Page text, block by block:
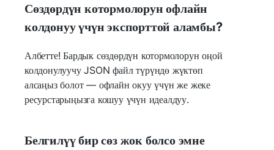
Сөздөрдүн котормолорун офлайн
колдонуу үчүн экспорттой аламбы?
Албетте! Бардык сөздөрдүн котормолорун оңой
колдонулуучу JSON файл түрүндө жүктөп
алсаңыз болот — офлайн окуу үчүн же жеке
ресурстарыңызга кошуу үчүн идеалдуу.
Белгилүү бир сөз жок болсо эмне